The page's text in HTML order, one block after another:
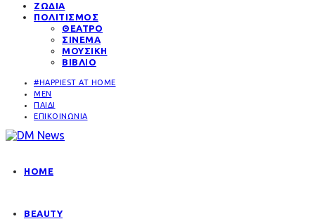
ΖΩΔΙΑ
ΠΟΛΙΤΙΣΜΟΣ
ΘΕΑΤΡΟ
ΣΙΝΕΜΑ
ΜΟΥΣΙΚΗ
ΒΙΒΛΙΟ
#HAPPIEST AT HOME
MEN
ΠΑΙΔΙ
ΕΠΙΚΟΙΝΩΝΙΑ
HOME
BEAUTY